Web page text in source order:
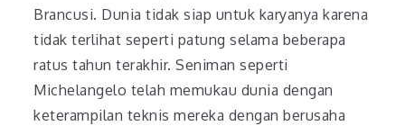
Brancusi. Dunia tidak siap untuk karyanya karena
tidak terlihat seperti patung selama beberapa
ratus tahun terakhir. Seniman seperti
Michelangelo telah memukau dunia dengan
keterampilan teknis mereka dengan berusaha